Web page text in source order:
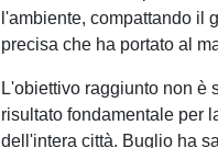
l'ambiente, compattando il
precisa che ha portato al
L'obiettivo raggiunto non è
risultato fondamentale per
dell'intera città. Buglio ha